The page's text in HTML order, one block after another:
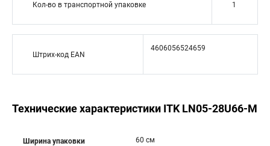
Кол-во в транспортной упаковке 1
Штрих-код EAN
4606056524659
Технические характеристики ITK LN05-28U66-M
Ширина упаковки 60 см